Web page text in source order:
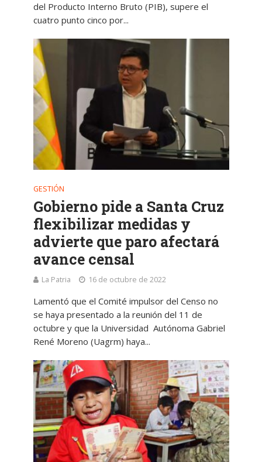
del Producto Interno Bruto (PIB), supere el
cuatro punto cinco por...
GESTIÓN
Gobierno pide a Santa Cruz
flexibilizar medidas y
advierte que paro afectará
avance censal
La Patria 16 de octubre de 2022
Lamentó que el Comité impulsor del Censo no
se haya presentado a la reunión del 11 de
octubre y que la Universidad Autónoma Gabriel
René Moreno (Uagrm) haya...